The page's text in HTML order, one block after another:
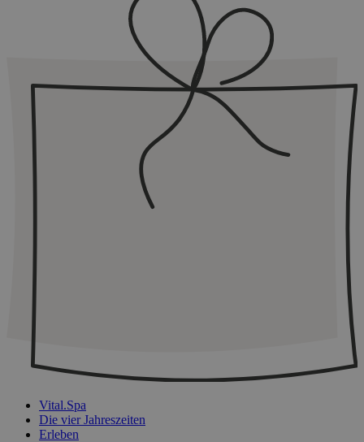
Vital.Spa
Die vier Jahreszeiten
Erleben